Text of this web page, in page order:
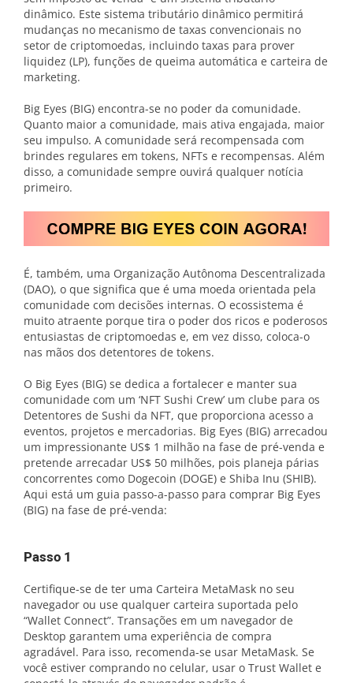
dinâmico. Este sistema tributário dinâmico permitirá
mudanças no mecanismo de taxas convencionais no
setor de criptomoedas, incluindo taxas para prover
liquidez (LP), funções de queima automática e carteira de
marketing.
Big Eyes (BIG) encontra-se no poder da comunidade.
Quanto maior a comunidade, mais ativa engajada, maior
seu impulso. A comunidade será recompensada com
brindes regulares em tokens, NFTs e recompensas. Além
disso, a comunidade sempre ouvirá qualquer notícia
primeiro.
É, também, uma Organização Autônoma Descentralizada
(DAO), o que significa que é uma moeda orientada pela
comunidade com decisões internas. O ecossistema é
muito atraente porque tira o poder dos ricos e poderosos
entusiastas de criptomoedas e, em vez disso, coloca-o
nas mãos dos detentores de tokens.
O Big Eyes (BIG) se dedica a fortalecer e manter sua
comunidade com um ‘NFT Sushi Crew’ um clube para os
Detentores de Sushi da NFT, que proporciona acesso a
eventos, projetos e mercadorias. Big Eyes (BIG) arrecadou
um impressionante US$ 1 milhão na fase de pré-venda e
pretende arrecadar US$ 50 milhões, pois planeja párias
concorrentes como Dogecoin (DOGE) e Shiba Inu (SHIB).
Aqui está um guia passo-a-passo para comprar Big Eyes
(BIG) na fase de pré-venda:
Passo 1
Certifique-se de ter uma Carteira MetaMask no seu
navegador ou use qualquer carteira suportada pelo
“Wallet Connect”. Transações em um navegador de
Desktop garantem uma experiência de compra
agradável. Para isso, recomenda-se usar MetaMask. Se
você estiver comprando no celular, usar o Trust Wallet e